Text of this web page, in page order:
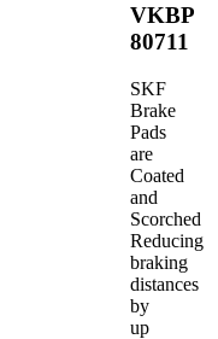
VKBP
80711
SKF
Brake
Pads
are
Coated
and
Scorched
Reducing
braking
distances
by
up